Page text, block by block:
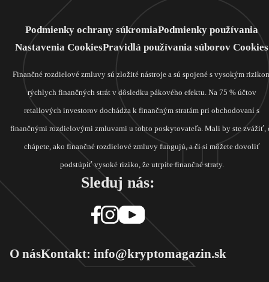
Podmienky ochrany súkromiaPodmienky používania
Nastavenia CookiesPravidlá používania súborov Cookies
Finančné rozdielové zmluvy sú zložité nástroje a sú spojené s vysokým
rýchlych finančných strát v dôsledku pákového efektu. Na 75 % účtov
retailových investorov dochádza k finančným stratám pri obchodovaní s
finančnými rozdielovými zmluvami u tohto poskytovateľa. Mali by ste zvážiť,
chápete, ako finančné rozdielové zmluvy fungujú, a či si môžete dovoliť
podstúpiť vysoké riziko, že utrpíte finančné straty.
Sleduj nás:
O násKontakt: info@kryptomagazin.sk